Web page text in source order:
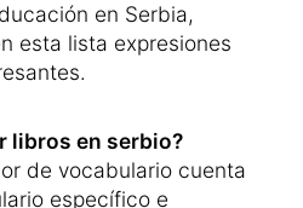
en Serbia,
esta lista expresiones
libros en serbio?
de vocabulario cuenta
específico e